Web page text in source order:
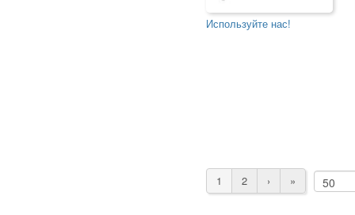
Используйте нас!
1 2 › »